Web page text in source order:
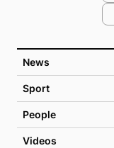
News
Sport
People
Videos